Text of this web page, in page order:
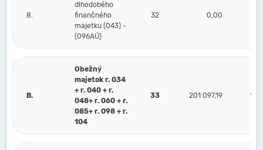
8.
dlhodobého
finančného
majetku (043) -
(096AÚ)
32 0,00
B.
Obežný
majetok r. 034
+ r. 040 + r.
048+ r. 060 + r.
085+ r. 098 + r.
104
33 201 097,19 13